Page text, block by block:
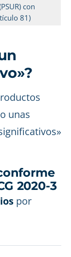
con
81)
unas
2020-3
por